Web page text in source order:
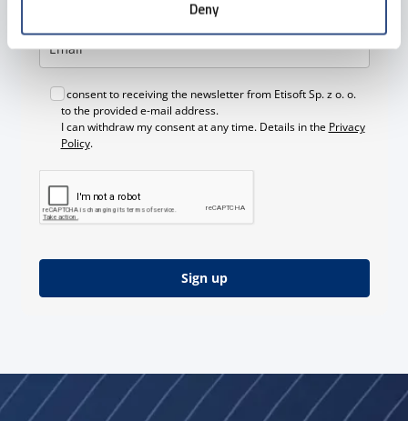
Deny
I consent to receiving the newsletter from Etisoft Sp. z o. o.
to the provided e-mail address.
I can withdraw my consent at any time. Details in the Privacy
Policy.
Sign up